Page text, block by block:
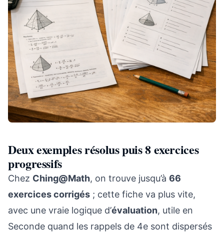
Deux exemples résolus puis 8 exercices
progressifs
Chez Ching@Math, on trouve jusqu’à 66
exercices corrigés ; cette fiche va plus vite,
avec une vraie logique d’évaluation, utile en
Seconde quand les rappels de 4e sont dispersés